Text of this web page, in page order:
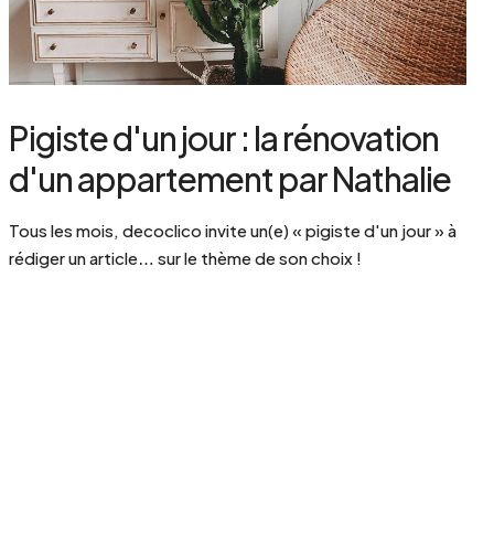
Pigiste d'un jour : la rénovation
d'un appartement par Nathalie
Tous les mois, decoclico invite un(e) « pigiste d'un jour » à
rédiger un article… sur le thème de son choix !